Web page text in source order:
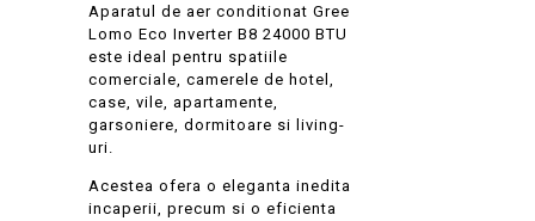
Aparatul de aer conditionat Gree
Lomo Eco Inverter B8 24000 BTU
este ideal pentru spatiile
comerciale, camerele de hotel,
case, vile, apartamente,
garsoniere, dormitoare si living-
uri.
Acestea ofera o eleganta inedita
incaperii, precum si o eficienta